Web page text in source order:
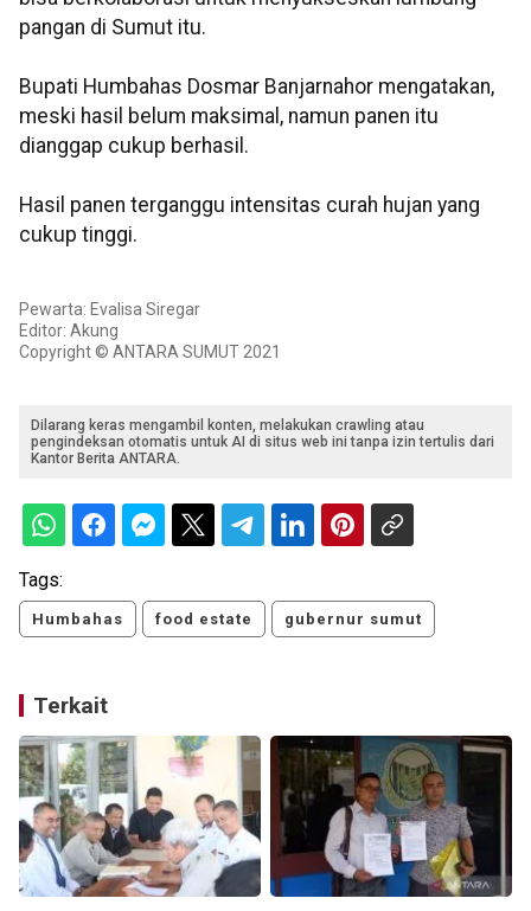
pangan di Sumut itu.
Bupati Humbahas Dosmar Banjarnahor mengatakan,
meski hasil belum maksimal, namun panen itu
dianggap cukup berhasil.
Hasil panen terganggu intensitas curah hujan yang
cukup tinggi.
Pewarta: Evalisa Siregar
Editor: Akung
Copyright © ANTARA SUMUT 2021
Dilarang keras mengambil konten, melakukan crawling atau
pengindeksan otomatis untuk AI di situs web ini tanpa izin tertulis dari
Kantor Berita ANTARA.
Tags:
Humbahas food estate gubernur sumut
Terkait